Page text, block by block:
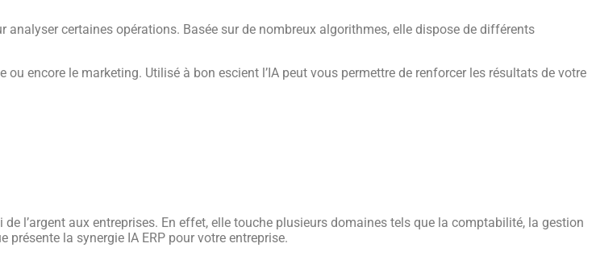
analyser certaines opérations. Basée sur de nombreux algorithmes, elle dispose de différents
encore le marketing. Utilisé à bon escient l’IA peut vous permettre de renforcer les résultats de votre
de l’argent aux entreprises. En effet, elle touche plusieurs domaines tels que la comptabilité, la gestion
la synergie IA ERP pour votre entreprise.